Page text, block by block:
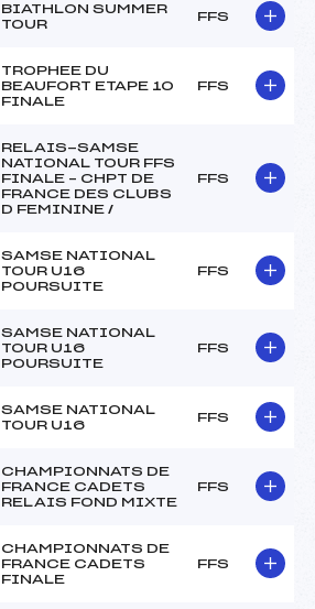
BIATHLON SUMMER
TOUR
FFS
TROPHEE DU
BEAUFORT ETAPE 10
FINALE
FFS
RELAIS-SAMSE
NATIONAL TOUR FFS
FINALE – CHPT DE
FRANCE DES CLUBS
D FEMININE /
FFS
SAMSE NATIONAL
TOUR U16
POURSUITE
FFS
SAMSE NATIONAL
TOUR U16
POURSUITE
FFS
SAMSE NATIONAL
TOUR U16
FFS
CHAMPIONNATS DE
FRANCE CADETS
RELAIS FOND MIXTE
FFS
CHAMPIONNATS DE
FRANCE CADETS
FINALE
FFS